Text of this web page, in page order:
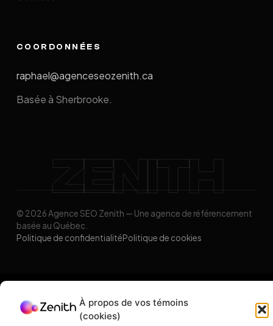
À propos de vos témoins
(cookies)
COORDONNÉES
raphael@agenceseozenith.ca
Basée à Sherbrooke.
ZENITH
© 2026 Agence SEO Zenith — Une agence de référencement
basée au Québec.
Politique de confidentialitéPolitique de cookies